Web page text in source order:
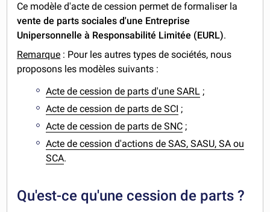
Ce modèle d'acte de cession permet de formaliser la
vente de parts sociales d'une Entreprise
Unipersonnelle à Responsabilité Limitée (EURL).
Remarque : Pour les autres types de sociétés, nous
proposons les modèles suivants :
Acte de cession de parts d'une SARL ;
Acte de cession de parts de SCI ;
Acte de cession de parts de SNC ;
Acte de cession d'actions de SAS, SASU, SA ou
SCA.
Qu'est-ce qu'une cession de parts ?